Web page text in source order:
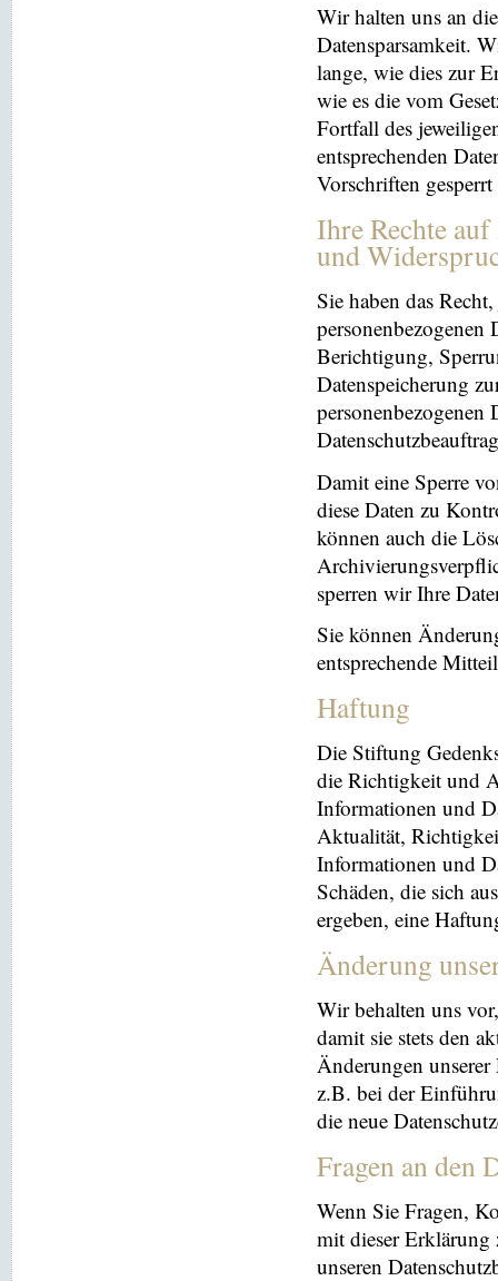
Wir halten uns an
Datensparsamkeit.
lange, wie dies zur
wie es die vom
Fortfall des
entsprechenden
Vorschriften
Ihre Rechte
und
Sie haben das
personenbezogenen
Berichtigung,
Datenspeicherung
personenbezogenen
Damit eine Sperre
diese Daten zu
können auch die
sperren wir Ihre
Sie können
entsprechende
Haftung
Die Stiftung
die Richtigkeit und
Informationen und
Aktualität,
Informationen und
Schäden, die sich
ergeben, eine
Änderung
Wir behalten uns
damit sie stets den
Änderungen
z.B. bei der
die neue
Fragen an den
Wenn Sie Fragen,
mit dieser Erklärung
unseren